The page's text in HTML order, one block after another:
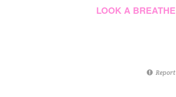
LOOK A BREATHE
Report